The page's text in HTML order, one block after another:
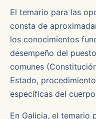
El temario para las
consta de
los conocimientos
desempeño del
comunes
Estado,
específicas del
En Galicia, el temario